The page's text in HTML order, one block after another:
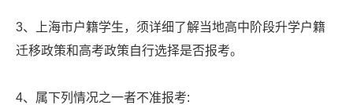
3、上海市户籍学生，须详细了解当地高中阶段升学户籍
迁移政策和高考政策自行选择是否报考。
4、属下列情况之一者不准报考: